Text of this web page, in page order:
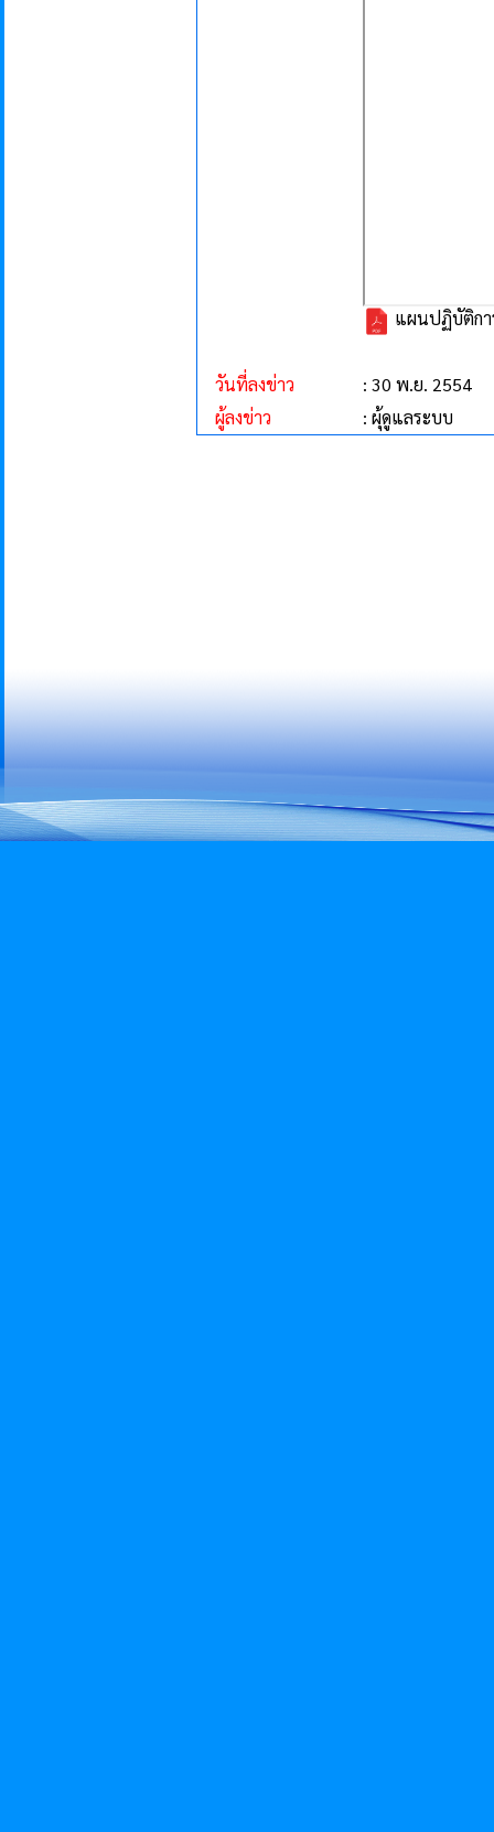
แผนปฏิบัติกา
วันที่ลงข่าว
: 30 พ.ย. 2554
ผู้ลงข่าว
: ผุ้ดูแลระบบ